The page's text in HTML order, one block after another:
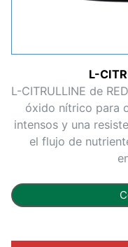
L-
L-CITRULLINE de
óxido nítrico para
intensos y una
el flujo de